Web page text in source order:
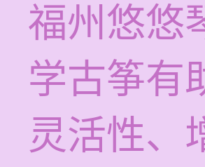
福州悠悠
学古筝有
灵活性、